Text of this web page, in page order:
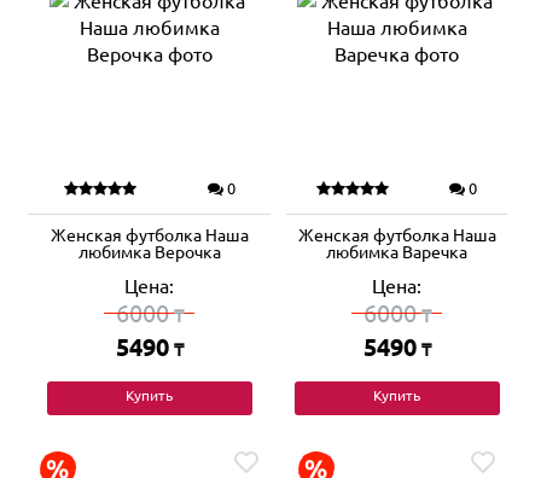
0
Женская футболка Наша
любимка Верочка
Цена:
6000₸
5490 ₸
Купить
0
Женская футболка Наша
любимка Варечка
Цена:
6000₸
5490 ₸
Купить